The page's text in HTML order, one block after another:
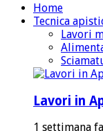
Home
Tecnica
Lavori
Lavori in
1 settimana fa